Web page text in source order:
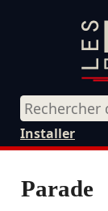
Installer
Parade